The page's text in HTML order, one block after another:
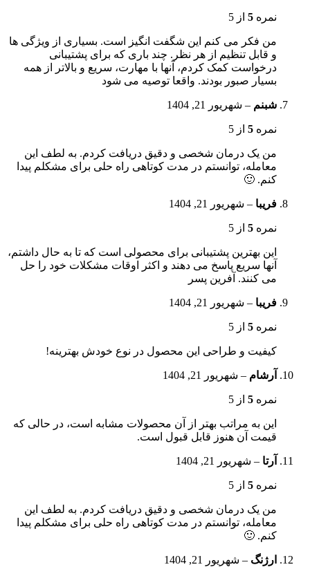
نمره 5 از 5
من فکر می کنم این شگفت انگیز است. بسیاری از ویژگی ها
و قابل تنظیم از هر نظر. چند باری که برای پشتیبانی
درخواست کمک کردم، آنها با مهارت، سریع و بالاتر از همه
بسیار صبور بودند. واقعا توصیه می شود
شبنم – شهریور 21, 1404
نمره 5 از 5
من یک درمان شخصی و دقیق دریافت کردم. به لطف این
معامله، توانستم در مدت کوتاهی راه حلی برای مشکلم پیدا
کنم. 🙂
فریبا – شهریور 21, 1404
نمره 5 از 5
این بهترین پشتیبانی برای محصولی است که تا به حال داشتم،
آنها سریع پاسخ می دهند و اکثر اوقات مشکلات خود را حل
می کنند. آفرین پسر
فریبا – شهریور 21, 1404
نمره 5 از 5
کیفیت و طراحی این محصول در نوع خودش بهترینه!
آرشام – شهریور 21, 1404
نمره 5 از 5
این به مراتب بهتر از آن محصولات مشابه است، در حالی که
قیمت آن هنوز قابل قبول است.
آرتا – شهریور 21, 1404
نمره 5 از 5
من یک درمان شخصی و دقیق دریافت کردم. به لطف این
معامله، توانستم در مدت کوتاهی راه حلی برای مشکلم پیدا
کنم. 🙂
ارژنگ – شهریور 21, 1404